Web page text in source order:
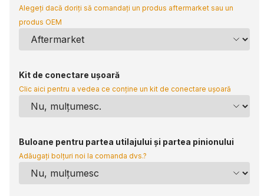
Alegeți dacă doriți să comandați un produs aftermarket sau un
produs OEM
Kit de conectare ușoară
Clic aici pentru a vedea ce conține un kit de conectare ușoară
Buloane pentru partea utilajului și partea pinionului
Adăugați bolțuri noi la comanda dvs.?